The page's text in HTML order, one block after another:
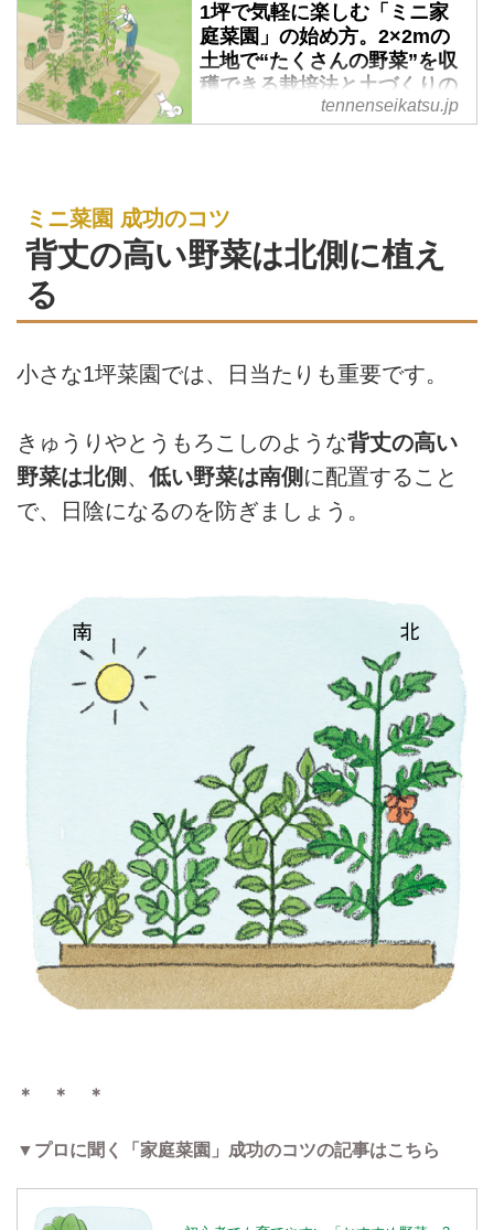
1坪で気軽に楽しむ「ミニ家
庭菜園」の始め方。2×2mの
土地で“たくさんの野菜”を収
穫できる栽培法と土づくりの
コツ／和田義弥さん - 天然生
くさんの種類の野菜を収穫できま
す。今回は、茨城県筑波山麓の農
村で暮らしながら、野菜や米を自
に野菜づくりを楽しめる「1坪菜
た。（『天然生活』2025年4月号
tennenseikatsu.jp
ミニ菜園 成功のコツ
背丈の高い野菜は北側に植え
る
小さな1坪菜園では、日当たりも重要です。
きゅうりやとうもろこしのような背丈の高い
野菜は北側 、 低い野菜は南側 に配置すること
で、日陰になるのを防ぎましょう。
＊ ＊ ＊
▼プロに聞く「家庭菜園」成功のコツの記事はこちら